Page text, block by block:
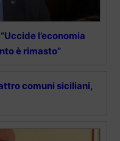
l’economia
è rimasto”
comuni siciliani,